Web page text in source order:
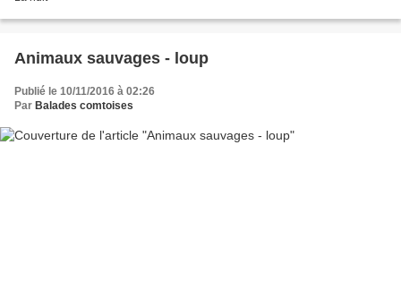
Animaux sauvages - loup
Publié le 10/11/2016 à 02:26
Par Balades comtoises